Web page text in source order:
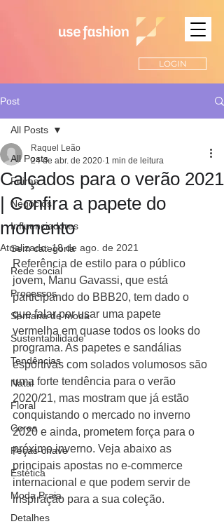
LOGIN
Post
All Posts
Feiras
Negócios
Influenciadores
Sem categoria
Rede social
Processos
Semana de moda
Sustentabilidade
Tendências
Natal
Floral
Cores
Peças-chave
Estética
Moda Praia
Detalhes
All Posts
Calçados para o verão 2021
| Confira a papete do
momento
Raquel Leão
24 de abr. de 2020 1 min de leitura
Atualizado:18 de ago. de 2021
Referência de estilo para o público
jovem, Manu Gavassi, que está
participando do BBB20, tem dado o
que falar por usar uma papete
vermelha em quase todos os looks do
programa. As papetes e sandálias
esportivas com solados volumosos são
uma forte tendência para o verão
2020/21, mas mostram que já estão
conquistando o mercado no inverno
2020 e ainda, prometem força para o
próximo inverno. Veja abaixo as
principais apostas no e-commerce
internacional e que podem servir de
inspiração para a sua coleção.